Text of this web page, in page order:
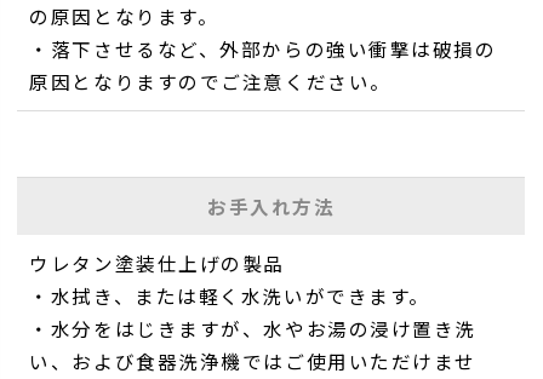
の原因となります。
・落下させるなど、外部からの強い衝撃は破損の
原因となりますのでご注意ください。
お手入れ方法
ウレタン塗装仕上げの製品
・水拭き、または軽く水洗いができます。
・水分をはじきますが、水やお湯の浸け置き洗
い、および食器洗浄機ではご使用いただけませ